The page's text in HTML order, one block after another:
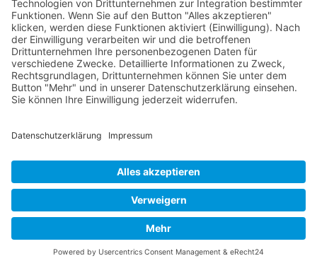
Kontakt
Acker Raum-Systeme GmbH
Ludwig-Erhard-Straße 18
D-20459 Hamburg
Telefon:+49 (0)40 - 685 669